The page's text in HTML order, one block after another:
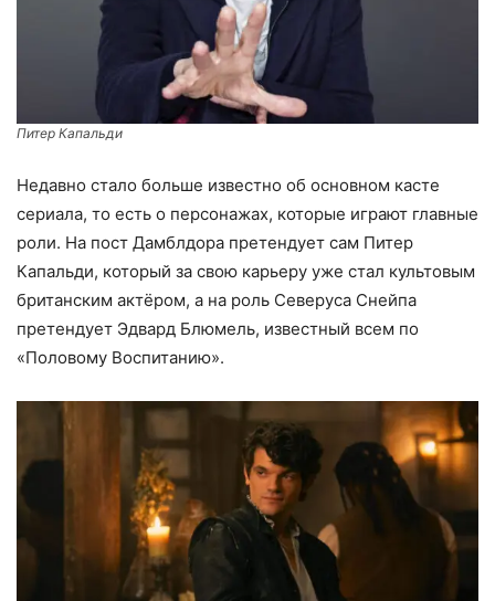
Питер Капальди
Недавно стало больше известно об основном касте
сериала, то есть о персонажах, которые играют главные
роли. На пост Дамблдора претендует сам Питер
Капальди, который за свою карьеру уже стал культовым
британским актёром, а на роль Северуса Снейпа
претендует Эдвард Блюмель, известный всем по
«Половому Воспитанию».